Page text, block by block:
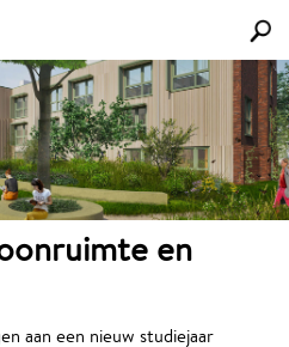
en
aan een nieuw studiejaar